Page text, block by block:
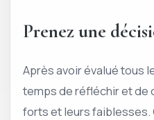
Prenez une
Après avoir évalué tous
temps de réfléchir et de
forts et leurs